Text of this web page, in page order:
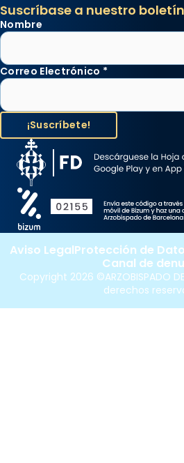
Suscríbase a nuestro
Nombre
Correo Electrónico *
Copyright 2026 ©ARZOBISPADO
derechos
Aviso LegalProtección de
Canal de